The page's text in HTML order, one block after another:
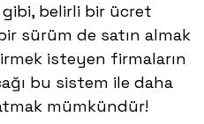
belirli bir ücret
sürüm de satın almak
isteyen firmaların
bu sistem ile daha
mümkündür!